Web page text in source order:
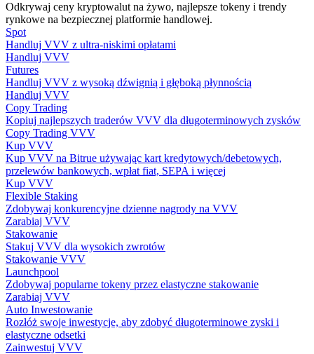
Przewodnik
Przewodnik dla początkujących dotyczący kontraktów futures
Strategie handlowe
Dowiedz się, jak zachować rentowność
Odkrywaj ceny kryptowalut na żywo, najlepsze tokeny i trendy
rynkowe na bezpiecznej platformie handlowej.
Spot
Handluj VVV z ultra-niskimi opłatami
Handluj VVV
Futures
Handluj VVV z wysoką dźwignią i głęboką płynnością
Handluj VVV
Copy Trading
Kopiuj najlepszych traderów VVV dla długoterminowych zysków
Copy Trading VVV
Kup VVV
Kup VVV na Bitrue używając kart kredytowych/debetowych,
przelewów bankowych, wpłat fiat, SEPA i więcej
Kup VVV
Flexible Staking
Zdobywaj konkurencyjne dzienne nagrody na VVV
Zarabiaj VVV
Stakowanie
Stakuj VVV dla wysokich zwrotów
Stakowanie VVV
Launchpool
Zdobywaj popularne tokeny przez elastyczne stakowanie
Zarabiaj VVV
Auto Inwestowanie
Rozłóż swoje inwestycje, aby zdobyć długoterminowe zyski i
elastyczne odsetki
Zainwestuj VVV